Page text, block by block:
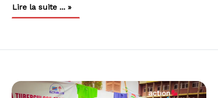
Lire la suite ... »